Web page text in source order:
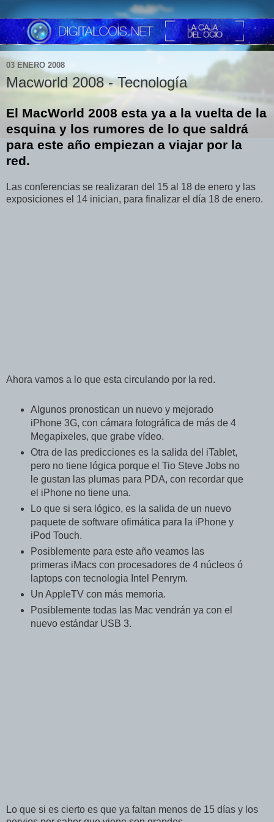
03 ENERO 2008
Macworld 2008 - Tecnología
El MacWorld 2008 esta ya a la vuelta de la
esquina y los rumores de lo que saldrá
para este año empiezan a viajar por la
red.
Las conferencias se realizaran del 15 al 18 de enero y las
exposiciones el 14 inician, para finalizar el día 18 de enero.
Ahora vamos a lo que esta circulando por la red.
Algunos pronostican un nuevo y mejorado
iPhone 3G, con cámara fotográfica de más de 4
Megapixeles, que grabe vídeo.
Otra de las predicciones es la salida del iTablet,
pero no tiene lógica porque el Tio Steve Jobs no
le gustan las plumas para PDA, con recordar que
el iPhone no tiene una.
Lo que si sera lógico, es la salida de un nuevo
paquete de software ofimática para la iPhone y
iPod Touch.
Posiblemente para este año veamos las
primeras iMacs con procesadores de 4 núcleos ó
laptops con tecnologia Intel Penrym.
Un AppleTV con más memoria.
Posiblemente todas las Mac vendrán ya con el
nuevo estándar USB 3.
Lo que si es cierto es que ya faltan menos de 15 días y los